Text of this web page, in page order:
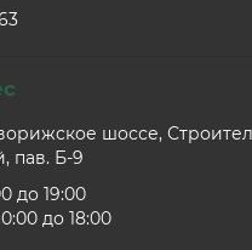
шоссе,
пав. Б-9
до 19:00
до 18:00